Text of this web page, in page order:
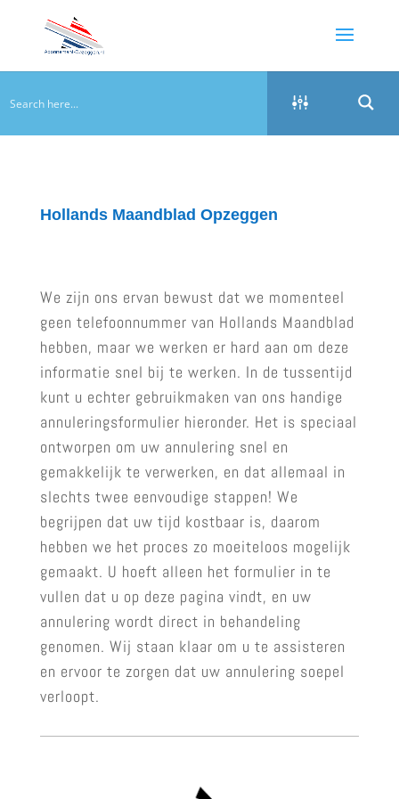
Hollands Maandblad Opzeggen
We zijn ons ervan bewust dat we momenteel
geen telefoonnummer van Hollands Maandblad
hebben, maar we werken er hard aan om deze
informatie snel bij te werken. In de tussentijd
kunt u echter gebruikmaken van ons handige
annuleringsformulier hieronder. Het is speciaal
ontworpen om uw annulering snel en
gemakkelijk te verwerken, en dat allemaal in
slechts twee eenvoudige stappen! We
begrijpen dat uw tijd kostbaar is, daarom
hebben we het proces zo moeiteloos mogelijk
gemaakt. U hoeft alleen het formulier in te
vullen dat u op deze pagina vindt, en uw
annulering wordt direct in behandeling
genomen. Wij staan klaar om u te assisteren
en ervoor te zorgen dat uw annulering soepel
verloopt.